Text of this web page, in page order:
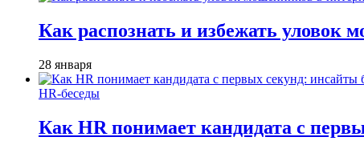
Как распознать и избежать уловок
28 января
HR-беседы
Как HR понимает кандидата с